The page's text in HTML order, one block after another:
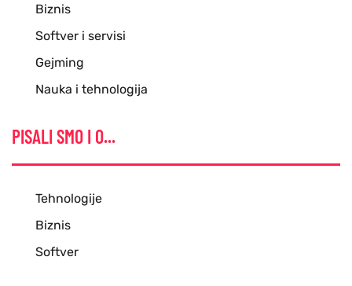
Biznis
Softver i servisi
Gejming
Nauka i tehnologija
PISALI SMO I O...
Tehnologije
Biznis
Softver